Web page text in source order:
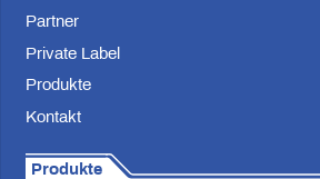
Partner
Private Label
Produkte
Kontakt
Produkte